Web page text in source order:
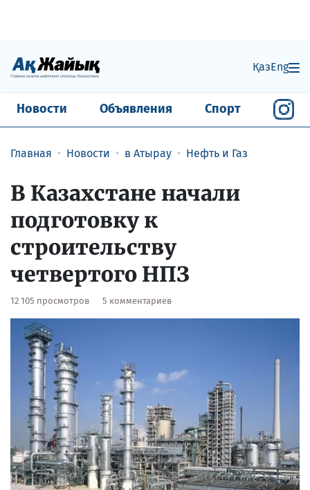
ҚазEng
Новости Объявления Спорт
Главная Новости в Атырау Нефть и Газ
В Казахстане начали
подготовку к
строительству
четвертого НПЗ
12 105 просмотров 5 комментариев